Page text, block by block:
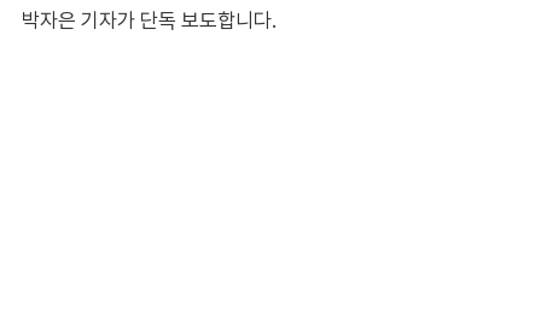
박자은 기자가 단독 보도합니다.